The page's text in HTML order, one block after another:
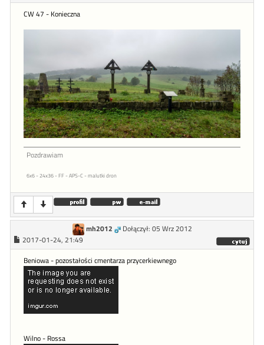
CW 47 - Konieczna
Pozdrawiam
6x6 - 24x36 - FF - APS-C - malutki dron
mh2012
Dołączył: 05 Wrz 2012
2017-01-24, 21:49
Beniowa - pozostałości cmentarza przycerkiewnego
Wilno - Rossa